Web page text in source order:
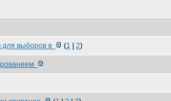
для выборов в (1 2)